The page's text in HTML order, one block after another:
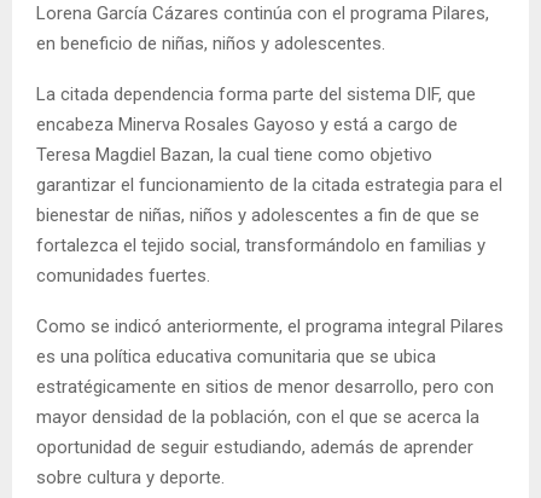
Lorena García Cázares continúa con el programa Pilares,
en beneficio de niñas, niños y adolescentes.
La citada dependencia forma parte del sistema DIF, que
encabeza Minerva Rosales Gayoso y está a cargo de
Teresa Magdiel Bazan, la cual tiene como objetivo
garantizar el funcionamiento de la citada estrategia para el
bienestar de niñas, niños y adolescentes a fin de que se
fortalezca el tejido social, transformándolo en familias y
comunidades fuertes.
Como se indicó anteriormente, el programa integral Pilares
es una política educativa comunitaria que se ubica
estratégicamente en sitios de menor desarrollo, pero con
mayor densidad de la población, con el que se acerca la
oportunidad de seguir estudiando, además de aprender
sobre cultura y deporte.